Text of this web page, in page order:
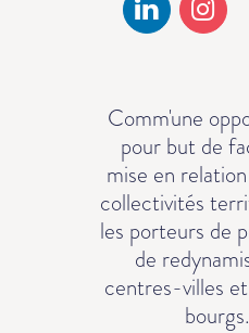
Comm'une
pour but de
mise en
collectivités
les porteurs de
de
centres-villes
bourgs.